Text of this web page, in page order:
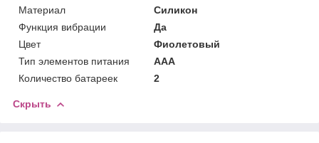
Материал
Силикон
Функция вибрации
Да
Цвет
Фиолетовый
Тип элементов питания
AAA
Количество батареек
2
Скрыть